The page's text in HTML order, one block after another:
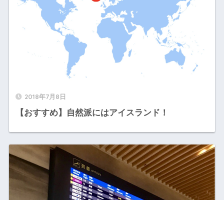
2018年7月8日
【おすすめ】自然派にはアイスランド！